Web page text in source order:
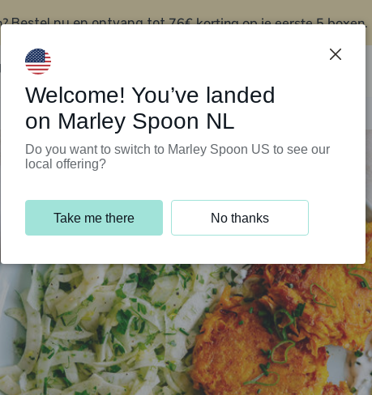
Bestel nu en ontvang tot76€ korting op je eerste 5 boxen.
Klantenservice
Welcome! You’ve landed
on Marley Spoon NL
Do you want to switch to Marley Spoon US to see our
local offering?
Take me there No thanks